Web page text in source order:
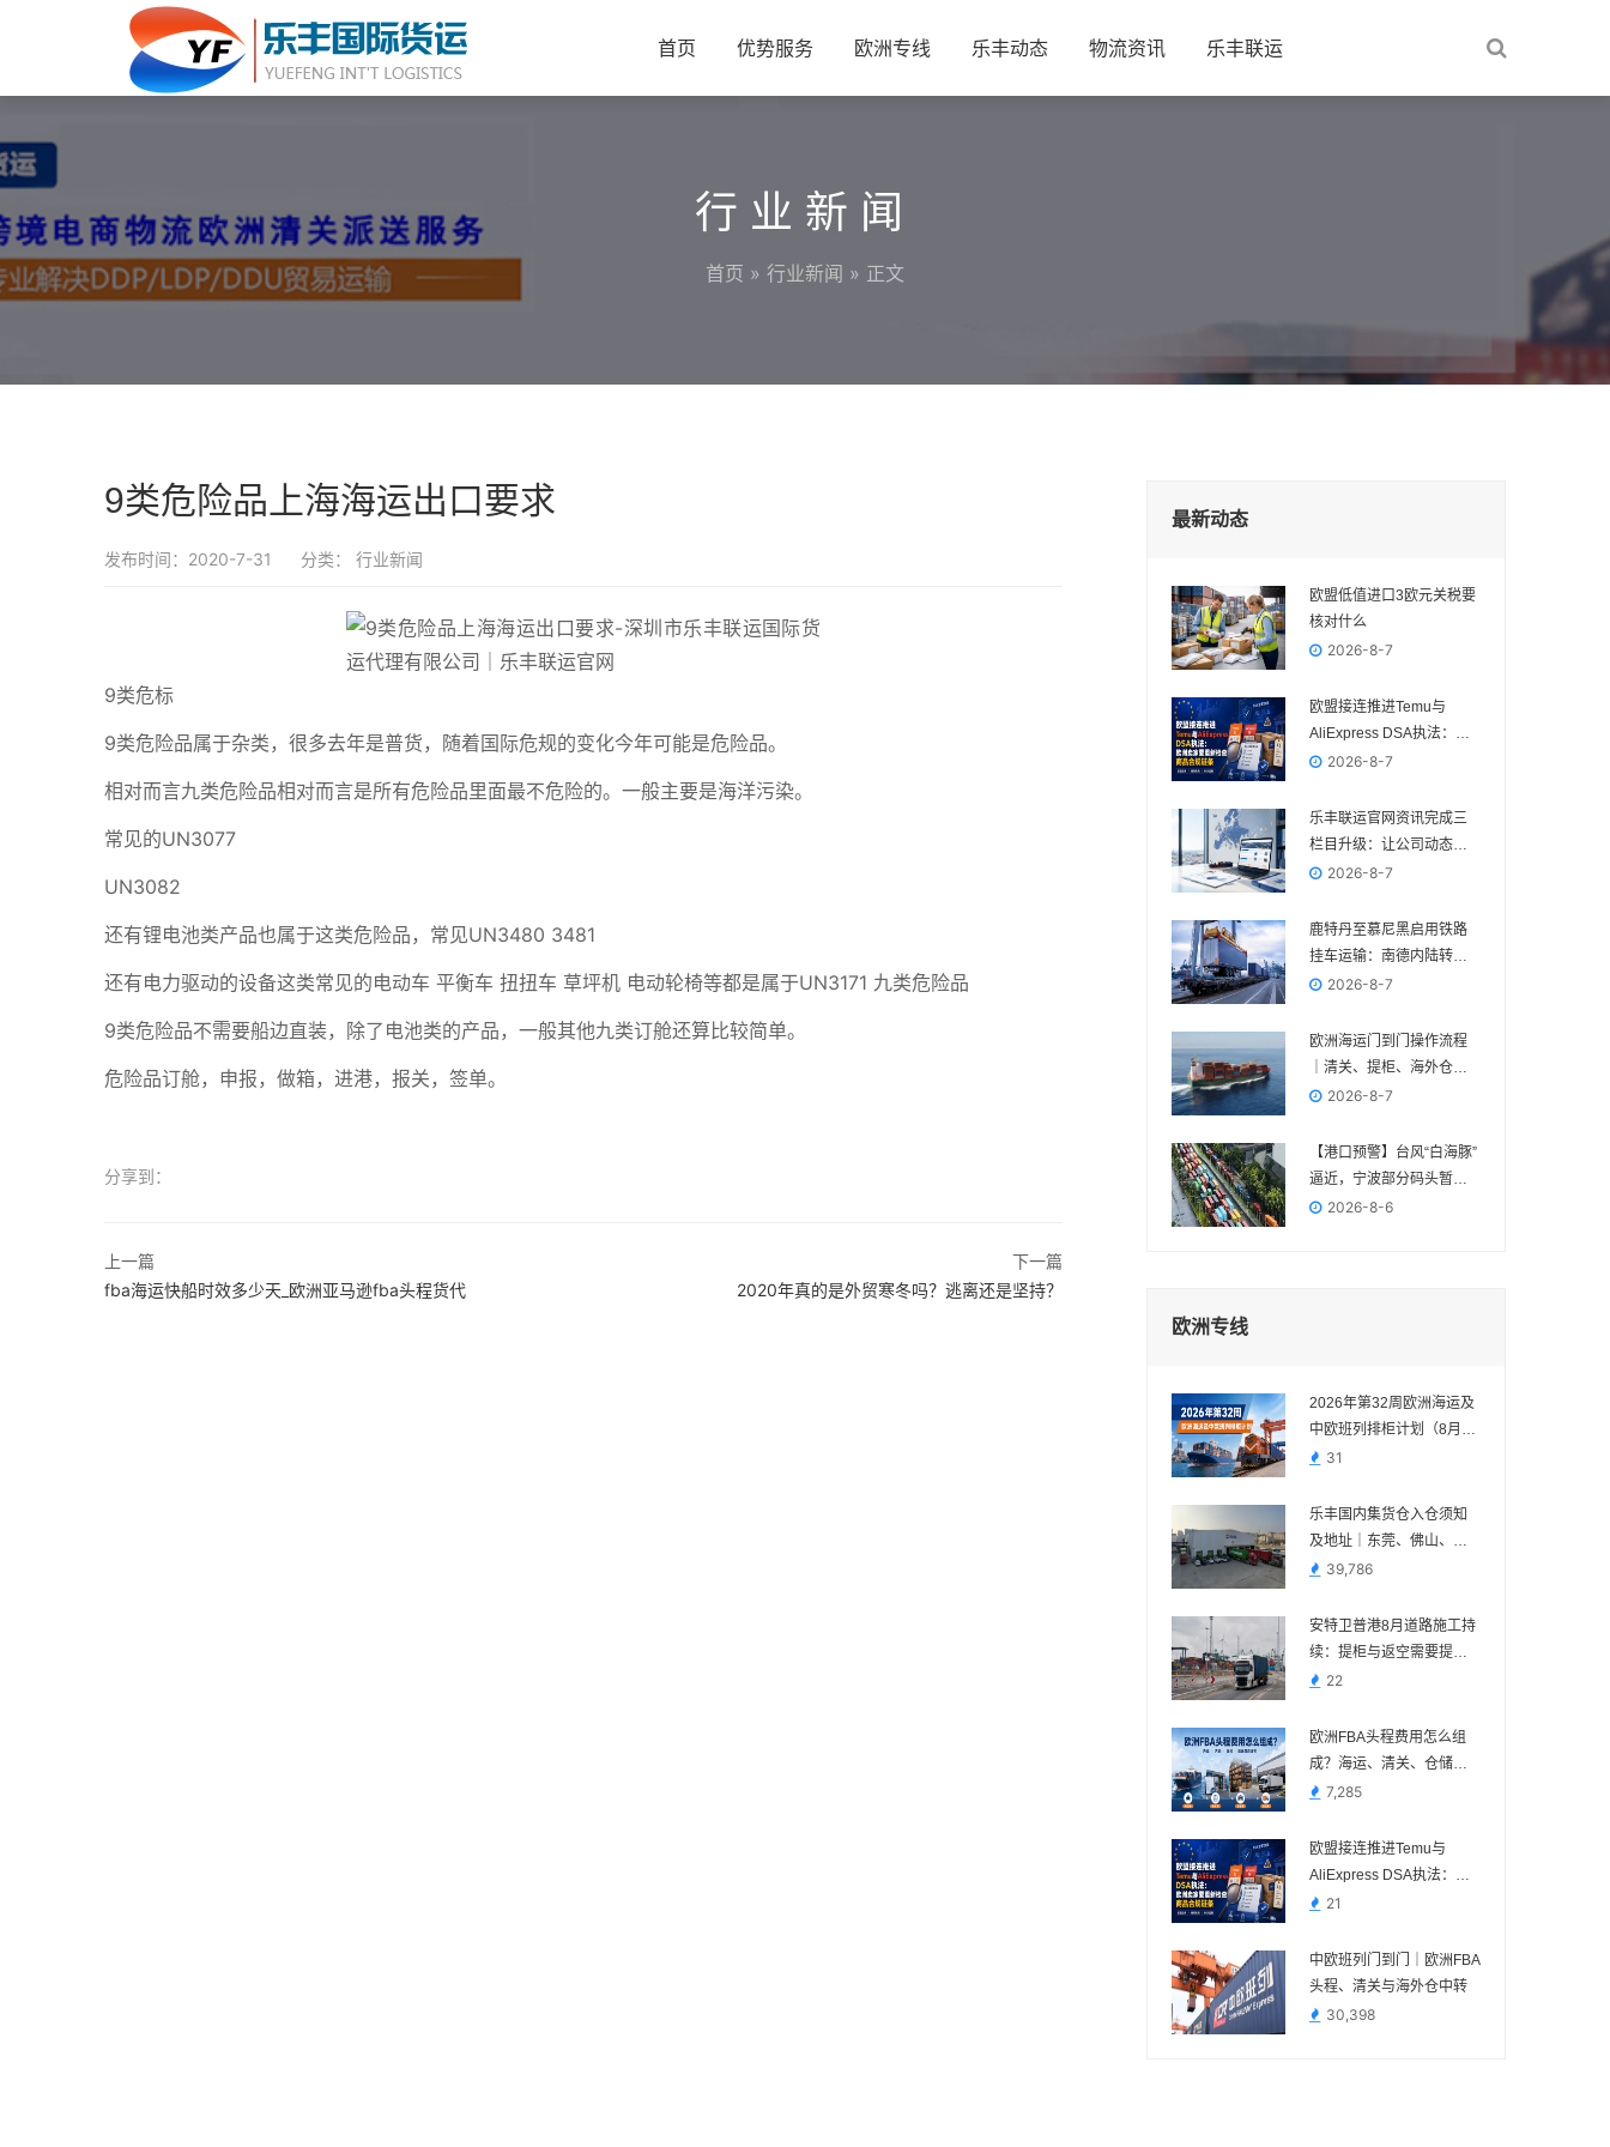
首页 优势服务 欧洲专线 乐丰动态 物流资讯 乐丰联运
行业新闻
首页 » 行业新闻 » 正文
9类危险品上海海运出口要求
发布时间：2020-7-31 分类： 行业新闻
9类危标
9类危险品属于杂类，很多去年是普货，随着国际危规的变化今年可能是危险品。
相对而言九类危险品相对而言是所有危险品里面最不危险的。一般主要是海洋污染。
常见的UN3077
UN3082
还有锂电池类产品也属于这类危险品，常见UN3480 3481
还有电力驱动的设备这类常见的电动车 平衡车 扭扭车 草坪机 电动轮椅等都是属于UN3171 九类危险品
9类危险品不需要船边直装，除了电池类的产品，一般其他九类订舱还算比较简单。
危险品订舱，申报，做箱，进港，报关，签单。
分享到：
上一篇
fba海运快船时效多少天_欧洲亚马逊fba头程货代
下一篇
2020年真的是外贸寒冬吗？逃离还是坚持？
最新动态
欧盟低值进口3欧元关税要
核对什么
2026-8-7
欧盟接连推进Temu与
AliExpress DSA执法：欧
洲卖家要重新检查商品合
2026-8-7
乐丰联运官网资讯完成三
栏目升级：让公司动态、
电商政策与物流变化各归
2026-8-7
鹿特丹至慕尼黑启用铁路
挂车运输：南德内陆转运
多一种组合方案
2026-8-7
欧洲海运门到门操作流程
｜清关、提柜、海外仓与
FBA交付节点
2026-8-7
【港口预警】台风“白海豚”
逼近，宁波部分码头暂停
作业，近期出货请提前规
2026-8-6
欧洲专线
2026年第32周欧洲海运及
中欧班列排柜计划（8月3
日—8月9日）
31
乐丰国内集货仓入仓须知
及地址｜东莞、佛山、义
乌、苏州、宁波
39,786
安特卫普港8月道路施工持
续：提柜与返空需要提前
核对路线
22
欧洲FBA头程费用怎么组
成？海运、清关、仓储与
派送费用说明
7,285
欧盟接连推进Temu与
AliExpress DSA执法：欧
洲卖家要重新检查商品合
21
中欧班列门到门｜欧洲FBA
头程、清关与海外仓中转
30,398